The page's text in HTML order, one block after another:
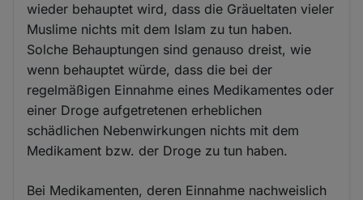
wieder behauptet wird, dass die Gräueltaten vieler
Muslime nichts mit dem Islam zu tun haben.
Solche Behauptungen sind genauso dreist, wie
wenn behauptet würde, dass die bei der
regelmäßigen Einnahme eines Medikamentes oder
einer Droge aufgetretenen erheblichen
schädlichen Nebenwirkungen nichts mit dem
Medikament bzw. der Droge zu tun haben.
Bei Medikamenten, deren Einnahme nachweislich